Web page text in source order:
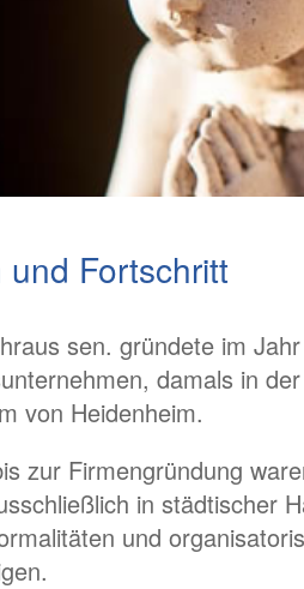
und Fortschritt
sen. gründete im
damals in
von Heidenheim.
zur Firmengründung
in städtischer
und